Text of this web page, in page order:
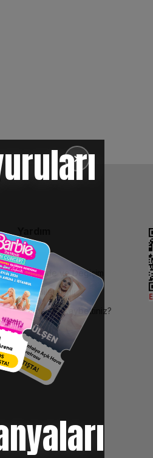
✕
SSS
İptal, İade ve Değişim
Nasıl Bilet Alınır
Biletinizi Mi Kaybettiniz?